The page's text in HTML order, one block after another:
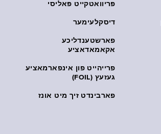
פּריוואטקייט פּאליסי
דיסקלעימער
פארשטענדליכע
אקאמאדאציע
פרייהייט פון אינפארמאציע
געזעץ (FOIL)
פארבינדט זיך מיט אונז